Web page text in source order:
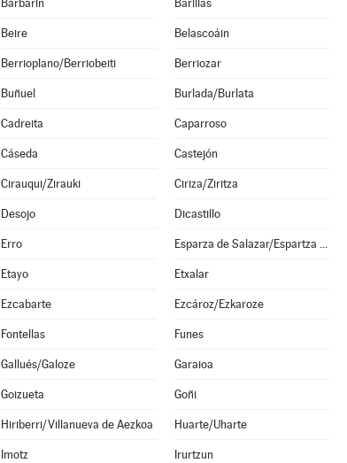
Barbarin Barillas
Beire Belascoáin
Berrioplano/Berriobeiti Berriozar
Buñuel Burlada/Burlata
Cadreita Caparroso
Cáseda Castejón
Cirauqui/Zirauki Ciriza/Ziritza
Desojo Dicastillo
Erro Esparza de Salazar/Espartza Zaraitzu
Etayo Etxalar
Ezcabarte Ezcároz/Ezkaroze
Fontellas Funes
Gallués/Galoze Garaioa
Goizueta Goñi
Hiriberri/Villanueva de Aezkoa Huarte/Uharte
Imotz Irurtzun